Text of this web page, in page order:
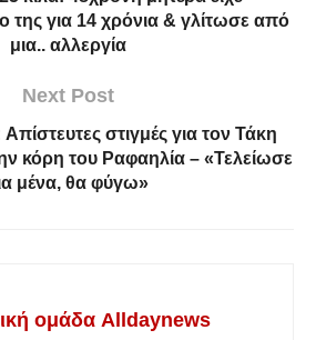
της για 14 χρόνια & γλίτωσε από
μια.. αλλεργία
Next Post
στιγμές για τον Τάκη
κόρη του Ραφαηλία – «Τελείωσε
μένα, θα φύγω»
ομάδα Alldaynews